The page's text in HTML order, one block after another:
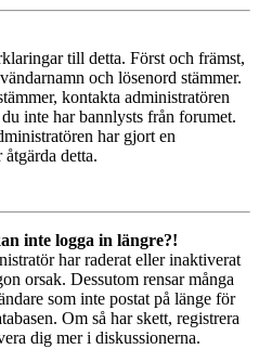
till detta. Först och främst,
och lösenord stämmer.
kontakta administratören
inte har bannlysts från forumet.
har gjort en
detta.
inte logga in längre?!
har raderat eller inaktiverat
orsak. Dessutom rensar många
som inte postat på länge för
Om så har skett, registrera
dig mer i diskussionerna.